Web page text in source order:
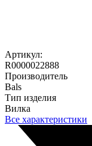
Артикул:
R0000022888
Производитель
Bals
Тип изделия
Вилка
Все характеристики